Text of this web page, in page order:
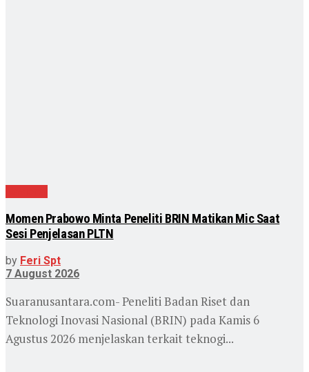
Momen Prabowo Minta Peneliti BRIN Matikan Mic Saat
Sesi Penjelasan PLTN
by Feri Spt
7 August 2026
Suaranusantara.com- Peneliti Badan Riset dan
Teknologi Inovasi Nasional (BRIN) pada Kamis 6
Agustus 2026 menjelaskan terkait teknogi...